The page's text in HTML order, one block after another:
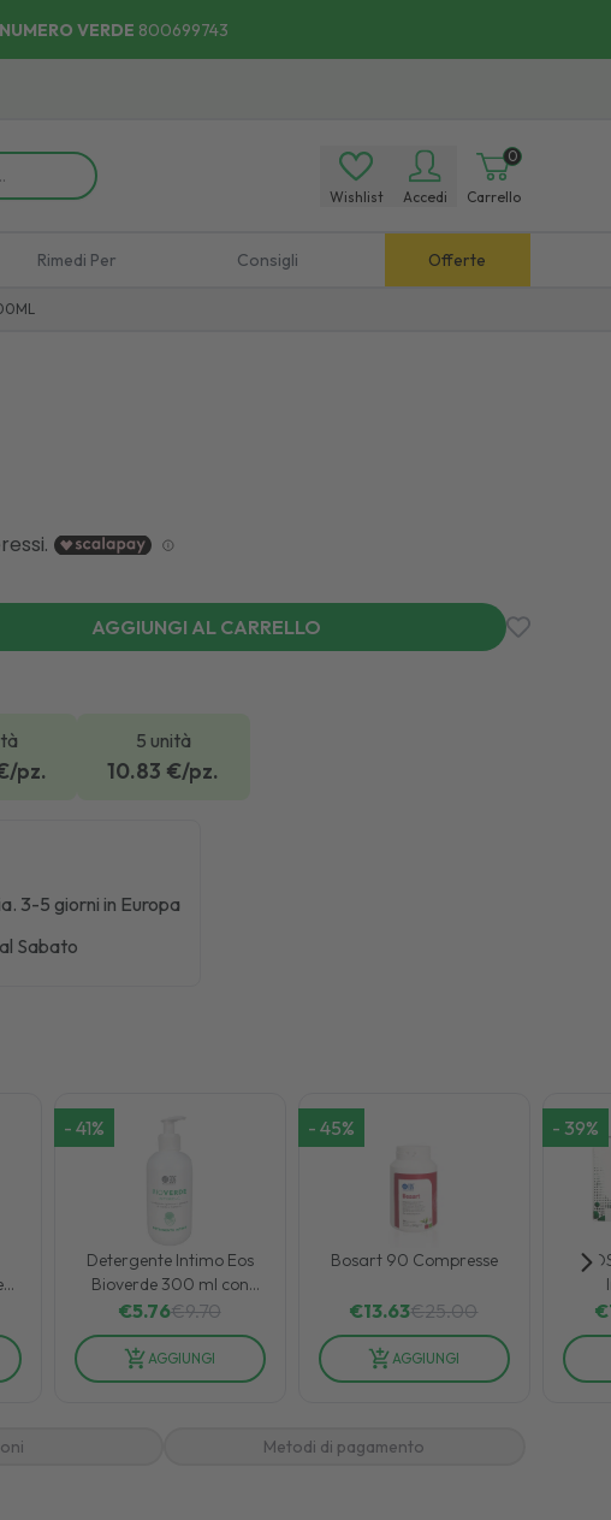
NUMERO VERDE 800699743
Wishlist Accedi
0
Carrello
Rimedi Per Consigli Offerte
AGGIUNGI AL CARRELLO
pz.
5 unità
10.83 €/pz.
3-5 giorni in Europa
Sabato
- 41%
Detergente Intimo Eos
Bioverde 300 ml con
Estratti Naturali
€5.76€9.70
AGGIUNGI
- 45%
Bosart 90 Compresse
€13.63€25.00
AGGIUNGI
- 39%
€
Metodi di pagamento